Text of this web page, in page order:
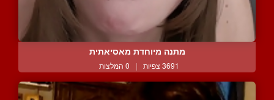
מתנה מיוחדת מאסיאתית
3691 צפיות | 0 המלצות